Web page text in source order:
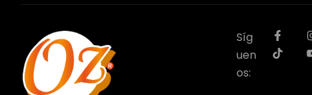
Síg
uen
os: